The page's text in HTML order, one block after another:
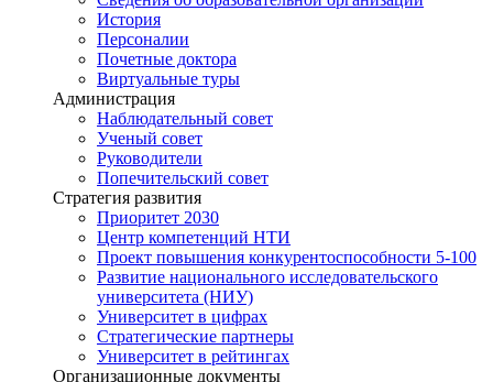
История
Персоналии
Почетные доктора
Виртуальные туры
Администрация
Наблюдательный совет
Ученый совет
Руководители
Попечительский совет
Стратегия развития
Приоритет 2030
Центр компетенций НТИ
Проект повышения конкурентоспособности 5-100
Развитие национального исследовательского
университета (НИУ)
Университет в цифрах
Стратегические партнеры
Университет в рейтингах
Организационные документы